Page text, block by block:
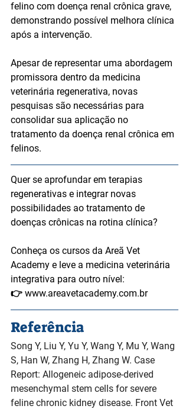
felino com doença renal crônica grave,
demonstrando possível melhora clínica
após a intervenção.
Apesar de representar uma abordagem
promissora dentro da medicina
veterinária regenerativa, novas
pesquisas são necessárias para
consolidar sua aplicação no
tratamento da doença renal crônica em
felinos.
Quer se aprofundar em terapias
regenerativas e integrar novas
possibilidades ao tratamento de
doenças crônicas na rotina clínica?
Conheça os cursos da Areã Vet
Academy e leve a medicina veterinária
integrativa para outro nível:
👉 www.areavetacademy.com.br
Referência
Song Y, Liu Y, Yu Y, Wang Y, Mu Y, Wang
S, Han W, Zhang H, Zhang W. Case
Report: Allogeneic adipose-derived
mesenchymal stem cells for severe
feline chronic kidney disease. Front Vet